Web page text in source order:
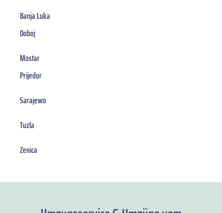
Banja Luka
Doboj
Mostar
Prijedor
Sarajewo
Tuzla
Zenica